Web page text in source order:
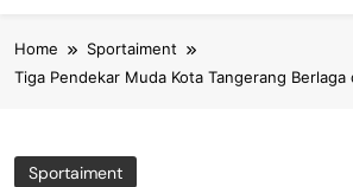
Home
Sportaiment
Tiga Pendekar Muda Kota Tangerang Berlaga
Sportaiment